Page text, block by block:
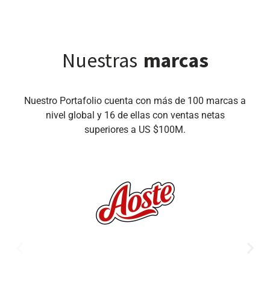
Nuestras marcas
Nuestro Portafolio cuenta con más de 100 marcas a
nivel global y 16 de ellas con ventas netas
superiores a US $100M.